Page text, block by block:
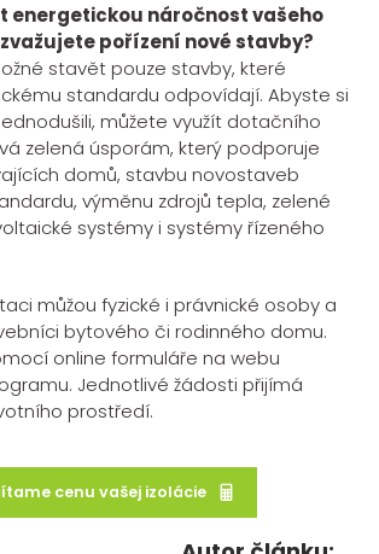
energetickou náročnost vašeho
pořízení nové stavby?
stavět pouze stavby, které
standardu odpovídají. Abyste si
můžete využít dotačního
zelená úsporám, který podporuje
domů, stavbu novostaveb
výměnu zdrojů tepla, zelené
systémy i systémy řízeného
můžou fyzické i právnické osoby a
bytového či rodinného domu.
online formuláře na webu
Jednotlivé žádosti přijímá
prostředí.
cenu vašej izolácie